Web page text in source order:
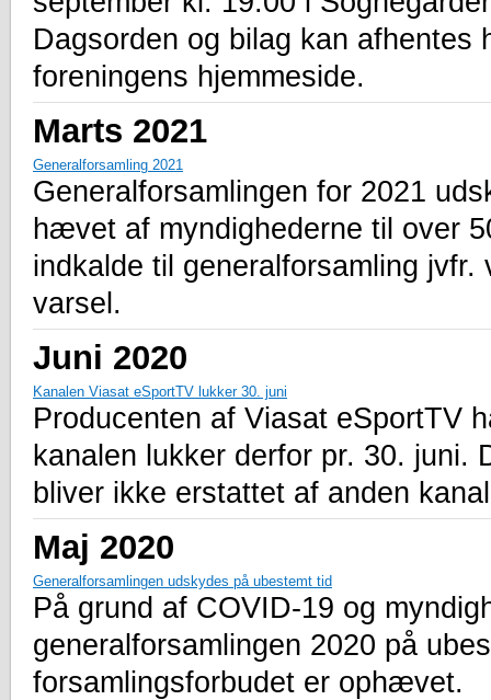
Dagsorden og bilag kan afhentes
foreningens hjemmeside.
Marts 2021
Generalforsamling 2021
Generalforsamlingen for 2021
hævet af myndighederne til over
indkalde til generalforsamling
varsel.
Juni 2020
Kanalen Viasat eSportTV lukker 30. juni
Producenten af Viasat eSportTV
kanalen lukker derfor pr. 30. juni.
bliver ikke erstattet af anden
Maj 2020
Generalforsamlingen udskydes på ubestemt tid
På grund af COVID-19 og
generalforsamlingen 2020 på
forsamlingsforbudet er ophævet.